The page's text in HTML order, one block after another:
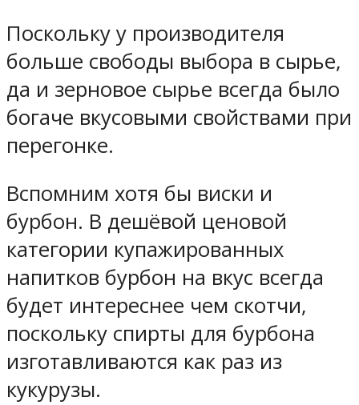
Поскольку у производителя
больше свободы выбора в сырье,
да и зерновое сырье всегда было
богаче вкусовыми свойствами при
перегонке.
Вспомним хотя бы виски и
бурбон. В дешёвой ценовой
категории купажированных
напитков бурбон на вкус всегда
будет интереснее чем скотчи,
поскольку спирты для бурбона
изготавливаются как раз из
кукурузы.